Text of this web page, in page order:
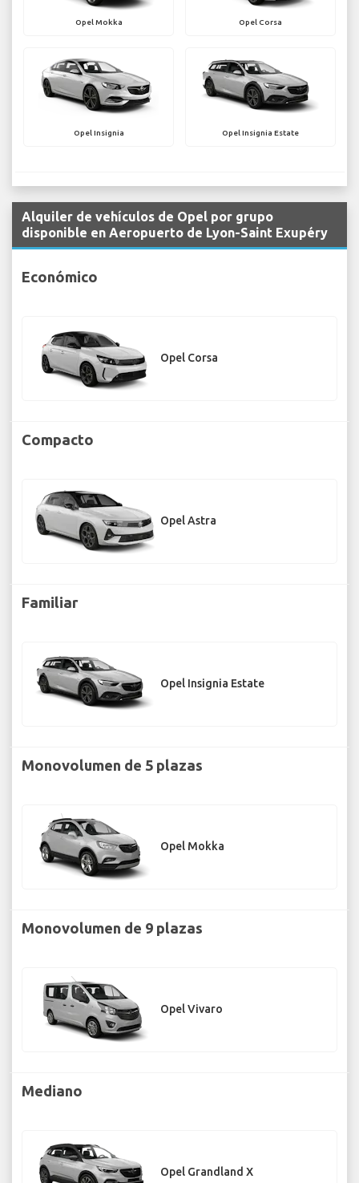
Opel Mokka Opel Corsa
Opel Insignia Opel Insignia Estate
Alquiler de vehículos de Opel por grupo
disponible en Aeropuerto de Lyon-Saint Exupéry
Económico
Opel Corsa
Compacto
Opel Astra
Familiar
Opel Insignia Estate
Monovolumen de 5 plazas
Opel Mokka
Monovolumen de 9 plazas
Opel Vivaro
Mediano
Opel Grandland X